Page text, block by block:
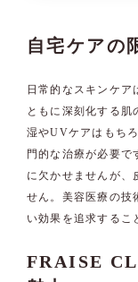
自宅ケアの
日常的なスキンケア
ともに深刻化する肌
湿やUVケアはもち
門的な治療が必要で
に欠かせませんが、
せん。美容医療の技
い効果を追求するこ
FRAISE